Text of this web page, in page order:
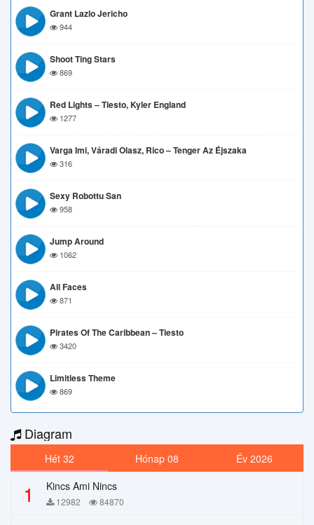
Grant Lazlo Jericho
944
Shoot Ting Stars
869
Red Lights – Tiesto, Kyler England
1277
Varga Imi, Váradi Olasz, Rico – Tenger Az Éjszaka
316
Sexy Robottu San
958
Jump Around
1062
All Faces
871
Pirates Of The Caribbean – Tiesto
3420
Limitless Theme
869
Diagram
Hét 32 Hónap 08 Év 2026
1 Kincs Ami Nincs
12982 84870